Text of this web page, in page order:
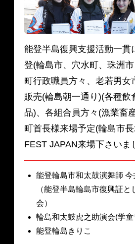
能登半島復興支援活動一貫
登(輪島市、穴水町、珠洲
町行政職員方々、老若男女
販売(輪島朝一通り)(各種飲
品)、各組合員方々(漁業畜
町首長様来場予定(輪島市
FEST JAPAN来場下さいま
能登輪島市和太鼓演舞師 今
（能登半島輪島市復興証
会）
輪島和太鼓虎之助演会(学
能登輪島きりこ